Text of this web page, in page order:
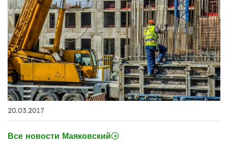
20.03.2017
Все новости Маяковский